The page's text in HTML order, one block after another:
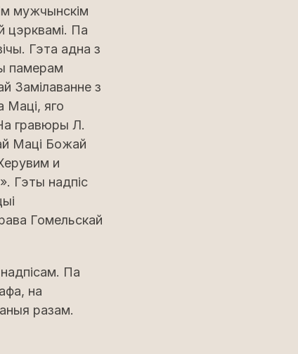
мужчынскім
цэрквамі. Па
Гэта адна з
памерам
Замілаванне з
Маці, яго
гравюры Л.
Маці Божай
и
Гэты надпіс
Гомельскай
Па
на
разам.